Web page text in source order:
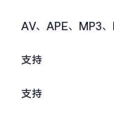
AV、APE、MP3
支持
支持